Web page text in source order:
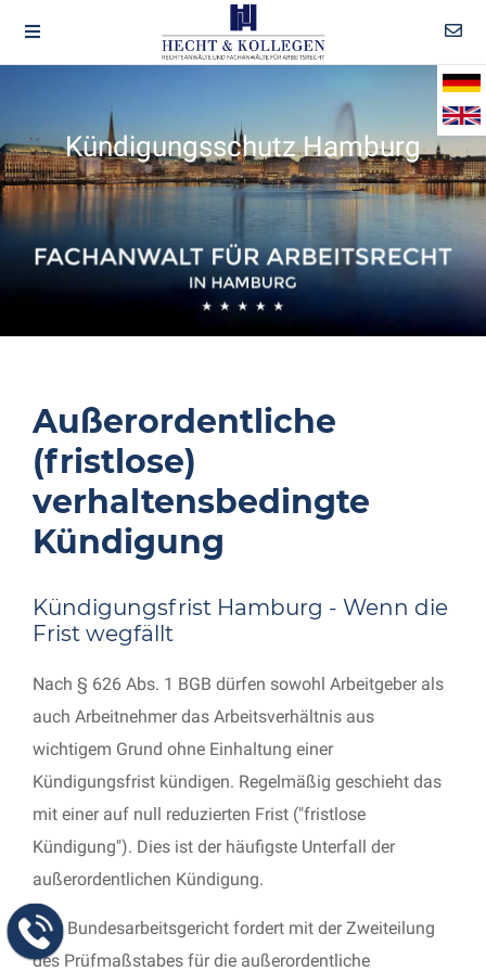
Kündigungsschutz Hamburg
Außerordentliche
(fristlose)
verhaltensbedingte
Kündigung
Kündigungsfrist Hamburg - Wenn die
Frist wegfällt
Nach § 626 Abs. 1 BGB dürfen sowohl Arbeitgeber als
auch Arbeitnehmer das Arbeitsverhältnis aus
wichtigem Grund ohne Einhaltung einer
Kündigungsfrist kündigen. Regelmäßig geschieht das
mit einer auf null reduzierten Frist ("fristlose
Kündigung"). Dies ist der häufigste Unterfall der
außerordentlichen Kündigung.
Das Bundesarbeitsgericht fordert mit der Zweiteilung
des Prüfmaßstabes für die außerordentliche